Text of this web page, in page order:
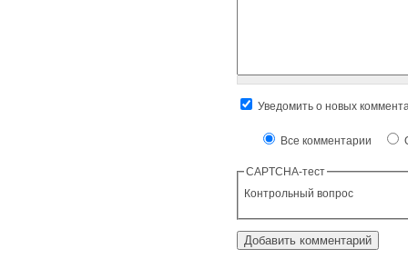
Уведомить о новых
Все комментарии
CAPTCHA-тест
Контрольный вопрос